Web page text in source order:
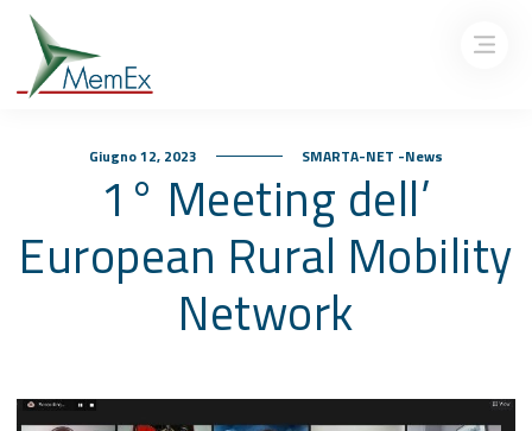
Giugno 12, 2023 SMARTA-NET -News
1° Meeting dell’
European Rural Mobility
Network